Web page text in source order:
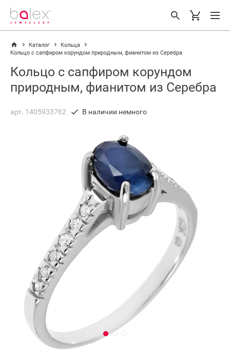
Каталог
Кольца
Кольцо с сапфиром корундом природным, фианитом из Серебра
Кольцо с сапфиром корундом
природным, фианитом из Серебра
арт. 1405933762 В наличии немного